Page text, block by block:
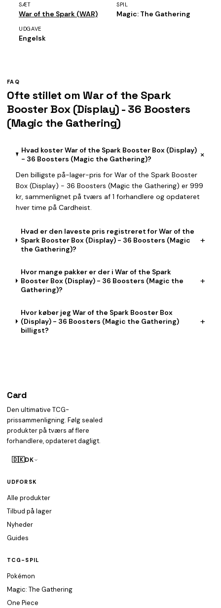
SÆT
War of the Spark (WAR)
SPIL
Magic: The Gathering
UDGAVE
Engelsk
FAQ
Ofte stillet om War of the Spark
Booster Box (Display) - 36 Boosters
(Magic the Gathering)
Hvad koster War of the Spark Booster Box (Display)
- 36 Boosters (Magic the Gathering)?
+
Den billigste på-lager-pris for War of the Spark Booster
Box (Display) - 36 Boosters (Magic the Gathering) er 999
kr, sammenlignet på tværs af 1 forhandlere og opdateret
hver time på Cardheist.
Hvad er den laveste pris registreret for War of the
Spark Booster Box (Display) - 36 Boosters (Magic
the Gathering)?
+
Hvor mange pakker er der i War of the Spark
Booster Box (Display) - 36 Boosters (Magic the
Gathering)?
+
Hvor køber jeg War of the Spark Booster Box
(Display) - 36 Boosters (Magic the Gathering)
billigst?
+
Card
Den ultimative TCG-
prissammenligning. Følg sealed
produkter på tværs af flere
forhandlere, opdateret dagligt.
🇩🇰DK
UDFORSK
Alle produkter
Tilbud på lager
Nyheder
Guides
TCG-SPIL
Pokémon
Magic: The Gathering
One Piece